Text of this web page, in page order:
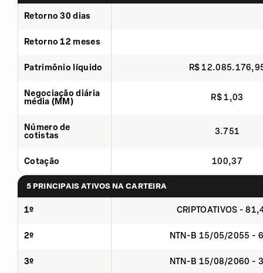
Retorno 30 dias
Retorno 12 meses
Patrimônio líquido R$
Negociação diária
média (MM)
R$ 1,03
Número de
cotistas
3.751
Cotação 100,37
5 PRINCIPAIS ATIVOS NA CARTEIRA
1º CRIPTOATIVOS -
2º NTN-B 15/05/2055 -
3º NTN-B 15/08/2060 -